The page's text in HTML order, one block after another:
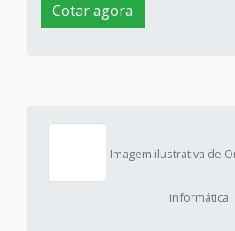
Cotar agora
Imagem ilustrativa de
informática